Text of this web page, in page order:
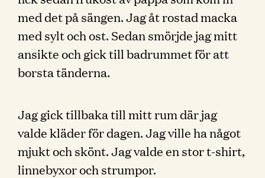
med det på sängen. Jag åt rostad macka
med sylt och ost. Sedan smörjde jag mitt
ansikte och gick till badrummet för att
borsta tänderna.
Jag gick tillbaka till mitt rum där jag
valde kläder för dagen. Jag ville ha något
mjukt och skönt. Jag valde en stor t-shirt,
linnebyxor och strumpor.